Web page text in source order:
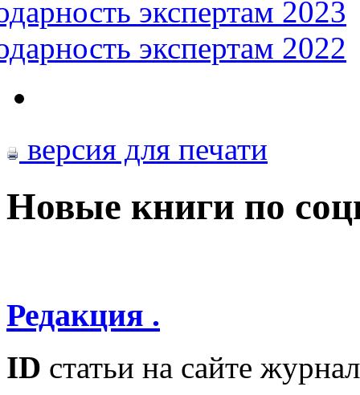
экспертам 2023
экспертам 2022
версия для печати
Новые книги по
Редакция .
ID статьи на сайте